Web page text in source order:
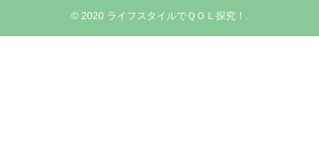
© 2020 ライフスタイルでＱＯＬ探究！.